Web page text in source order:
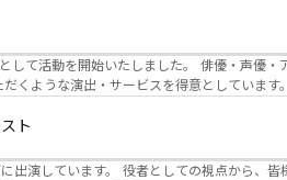
の活動経験を活かし、GMとしての進行だけでなく、作品内の
す。 自分自身でも作品制作を行っているので、作家さんが作品に込めた想いや意
んなエンディングを迎えるのか、どんな物語が生まれるのかを想
リ
す！お任せください！ 《所属団体・店舗》 ★ Lanbelysma -ランビリズ
シアター (GM) ★ フィネガンズ ウェイク (GM)
ト
お手伝いができればと思っています。